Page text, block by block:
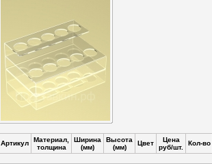
Артикул
Материал,
толщина
Ширина
(мм)
Высота
(мм)
Цвет
Цена
руб/шт.
Кол-во